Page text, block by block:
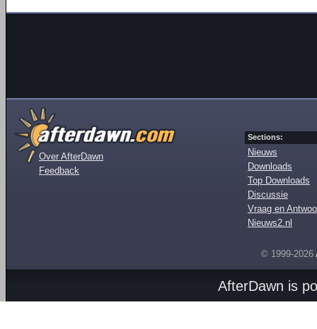
Over AfterDawn
Feedback
Sections:
Nieuws
Downloads
Top Downloads
Discussie
Vraag en
Nieuws2.nl
© 1999-2026
AfterDawn is